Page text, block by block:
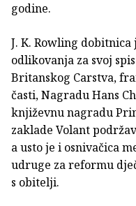
godine.
J. K. Rowling
odlikovanja za svoj
Britanskog Carstva,
časti, Nagradu Hans
književnu nagradu
zaklade Volant
a usto je i osnivačica
udruge za reformu
s obitelji.